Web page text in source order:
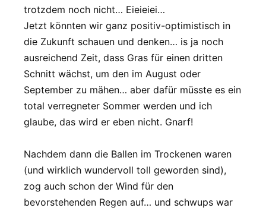
trotzdem noch nicht… Eieieiei…
Jetzt könnten wir ganz positiv-optimistisch in
die Zukunft schauen und denken… is ja noch
ausreichend Zeit, dass Gras für einen dritten
Schnitt wächst, um den im August oder
September zu mähen… aber dafür müsste es ein
total verregneter Sommer werden und ich
glaube, das wird er eben nicht. Gnarf!
Nachdem dann die Ballen im Trockenen waren
(und wirklich wundervoll toll geworden sind),
zog auch schon der Wind für den
bevorstehenden Regen auf… und schwups war